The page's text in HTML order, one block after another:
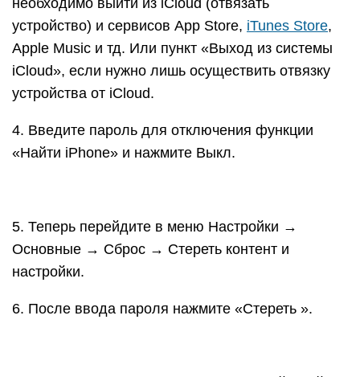
необходимо выйти из iCloud (отвязать
устройство) и сервисов App Store, iTunes Store,
Apple Music и тд. Или пункт «Выход из системы
iCloud», если нужно лишь осуществить отвязку
устройства от iCloud.
4. Введите пароль для отключения функции
«Найти iPhone» и нажмите Выкл.
5. Теперь перейдите в меню Настройки →
Основные → Сброс → Стереть контент и
настройки.
6. После ввода пароля нажмите «Стереть ».